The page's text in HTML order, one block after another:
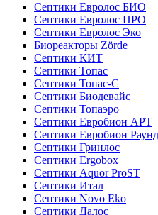
Септики Евролос БИО
Септики Евролос ПРО
Септики Евролос Эко
Биореакторы Zörde
Септики КИТ
Септики Топас
Септики Топас-С
Септики Биодевайс
Септики Топаэро
Септики Евробион АРТ
Септики Евробион Раунд
Септики Гринлос
Септики Ergobox
Септики Aquor ProST
Септики Итал
Септики Novo Eko
Септики Далос